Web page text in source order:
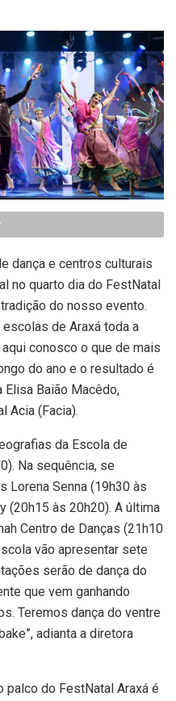
dança e centros culturais
no quarto dia do FestNatal
do nosso evento.
de Araxá toda a
conosco o que de mais
do ano e o resultado é
Elisa Baião Macêdo,
Acia (Facia).
da Escola de
Na sequência, se
Lorena Senna (19h30 às
(20h15 às 20h20). A última
Centro de Danças (21h10
vão apresentar sete
serão de dança do
que vem ganhando
Teremos dança do ventre
adianta a diretora
palco do FestNatal Araxá é